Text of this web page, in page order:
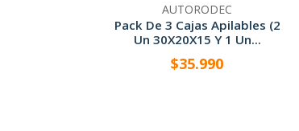
AUTORODEC
Pack De 3 Cajas Apilables (2
Un 30X20X15 Y 1 Un...
+
$35.990